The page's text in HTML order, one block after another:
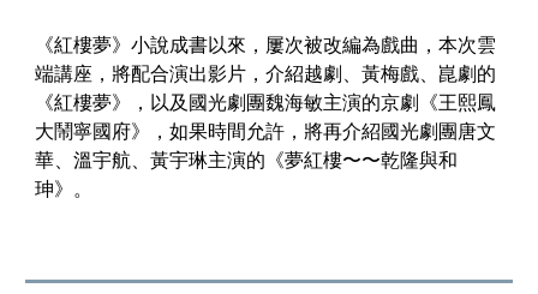
《紅樓夢》小說成書以來，屢次被改編為戲曲，本次雲
端講座，將配合演出影片，介紹越劇、黃梅戲、崑劇的
《紅樓夢》，以及國光劇團魏海敏主演的京劇《王熙鳳
大鬧寧國府》，如果時間允許，將再介紹國光劇團唐文
華、溫宇航、黃宇琳主演的《夢紅樓〜〜乾隆與和
珅》。